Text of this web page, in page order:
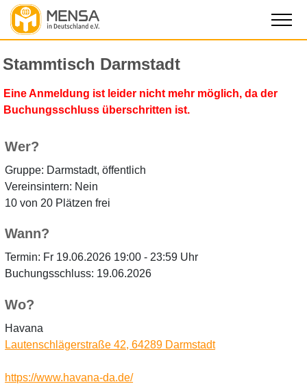
Stammtisch Darmstadt
Eine Anmeldung ist leider nicht mehr möglich, da der
Buchungsschluss überschritten ist.
Wer?
Gruppe: Darmstadt, öffentlich
Vereinsintern: Nein
10 von 20 Plätzen frei
Wann?
Termin: Fr 19.06.2026 19:00 - 23:59 Uhr
Buchungsschluss: 19.06.2026
Wo?
Havana
Lautenschlägerstraße 42, 64289 Darmstadt
https://www.havana-da.de/